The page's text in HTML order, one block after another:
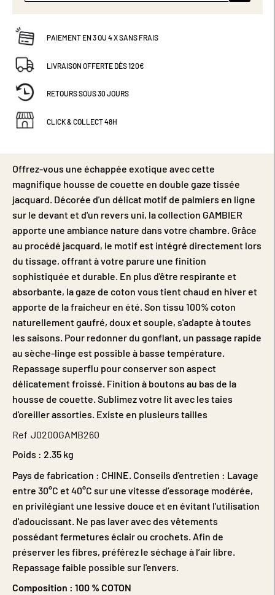
PAIEMENT EN 3 OU 4 X SANS FRAIS
LIVRAISON OFFERTE DÈS 120€
RETOURS SOUS 30 JOURS
CLICK & COLLECT 48H
Offrez-vous une échappée exotique avec cette
magnifique housse de couette en double gaze tissée
jacquard. Décorée d'un délicat motif de palmiers en ligne
sur le devant et d'un revers uni, la collection GAMBIER
apporte une ambiance nature dans votre chambre. Grâce
au procédé jacquard, le motif est intégré directement lors
du tissage, offrant à votre parure une finition
sophistiquée et durable. En plus d'être respirante et
absorbante, la gaze de coton vous tient chaud en hiver et
apporte de la fraicheur en été. Son tissu 100% coton
naturellement gaufré, doux et souple, s'adapte à toutes
les saisons. Pour redonner du gonflant, un passage rapide
au sèche-linge est possible à basse température.
Repassage superflu pour conserver son aspect
délicatement froissé. Finition à boutons au bas de la
housse de couette. Sublimez votre lit avec les taies
d'oreiller assorties. Existe en plusieurs tailles
Ref J0200GAMB260
Poids : 2.35 kg
Pays de fabrication : CHINE. Conseils d'entretien : Lavage
entre 30°C et 40°C sur une vitesse d’essorage modérée,
en privilégiant une lessive douce et en évitant l'utilisation
d'adoucissant. Ne pas laver avec des vêtements
possédant fermetures éclair ou crochets. Afin de
préserver les fibres, préférez le séchage à l’air libre.
Repassage faible possible sur l'envers.
Composition : 100 % COTON